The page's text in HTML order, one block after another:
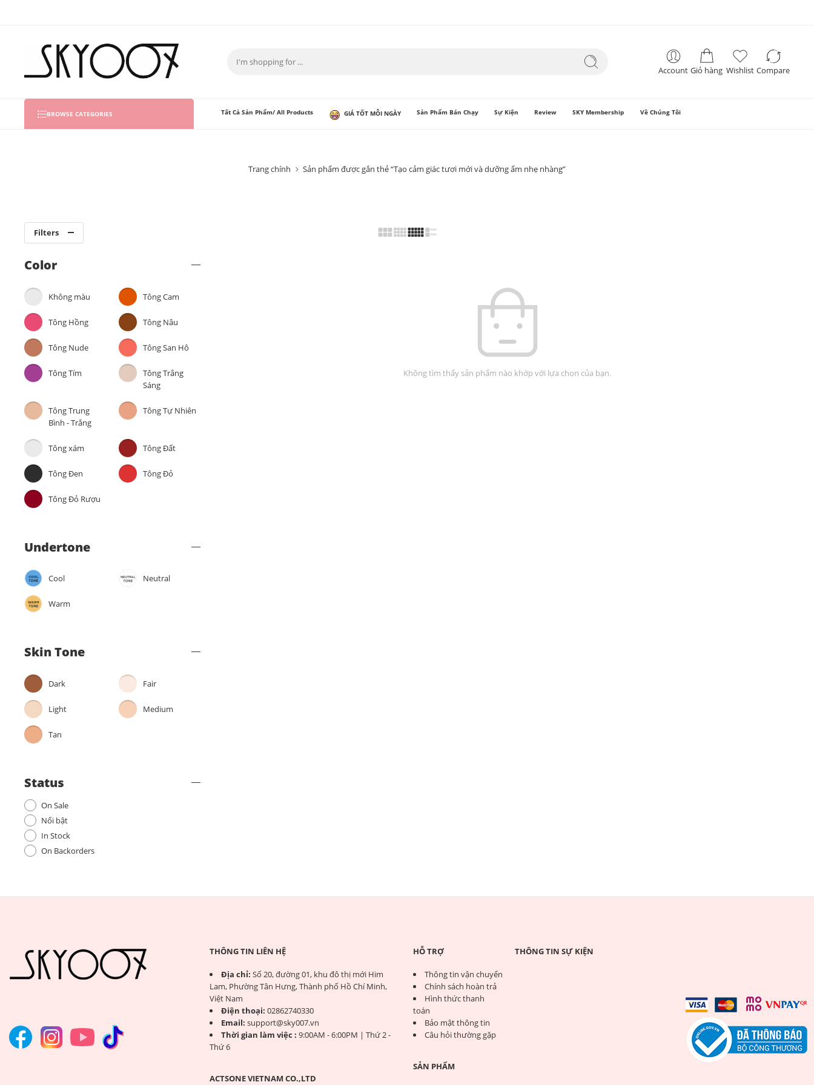
Account Giỏ hàng Wishlist Compare
BROWSE CATEGORIES Tất Cả Sản Phẩm/ All Products GIÁ TỐT MỖI NGÀY Sản Phẩm Bán Chạy Sự Kiện Review SKY Membership Về Chúng Tôi
Trang chính Sản phẩm được gắn thẻ “Tạo cảm giác tươi mới và dưỡng ẩm nhẹ nhàng”
Filters
Không tìm thấy sản phẩm nào khớp với lựa chọn của bạn.
Color
Không màu Tông Cam
Tông Hồng Tông Nâu
Tông Nude Tông San Hô
Tông Tím
Tông Trắng
Sáng
Tông Trung
Bình - Trắng
Tông Tự Nhiên
Tông xám Tông Đất
Tông Đen Tông Đỏ
Tông Đỏ Rượu
Undertone
Cool Neutral
Warm
Skin Tone
Dark Fair
Light Medium
Tan
Status
On Sale
Nổi bật
In Stock
On Backorders
THÔNG TIN LIÊN HỆ
Địa chỉ: Số 20, đường 01, khu đô thị mới Him
Lam, Phường Tân Hưng, Thành phố Hồ Chí Minh,
Việt Nam
Điện thoại: 02862740330
Email: support@sky007.vn
Thời gian làm việc : 9:00AM - 6:00PM | Thứ 2 -
Thứ 6
ACTSONE VIETNAM CO.,LTD
HỖ TRỢ
Thông tin vận chuyển
Chính sách hoàn trả
Hình thức thanh
toán
Bảo mật thông tin
Câu hỏi thường gặp
SẢN PHẨM
THÔNG TIN SỰ KIỆN